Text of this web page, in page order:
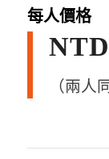
每人價格
（兩人